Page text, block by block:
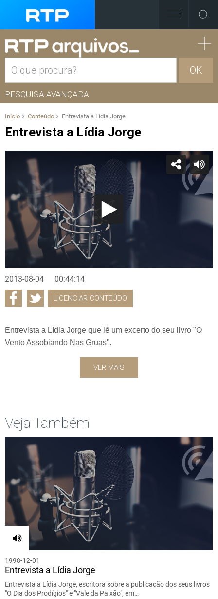
OK
PESQUISA AVANÇADA
Início Conteúdo Entrevista a Lídia Jorge
Entrevista a Lídia Jorge
2013-08-04 00:44:14
LICENCIAR CONTEÚDO
Entrevista a Lídia Jorge que lê um excerto do seu livro "O
Vento Assobiando Nas Gruas".
VER MAIS
Veja Também
1998-12-01
Entrevista a Lídia Jorge
Entrevista a Lídia Jorge, escritora sobre a publicação dos seus livros
"O Dia dos Prodígios" e "Vale da Paixão", em…